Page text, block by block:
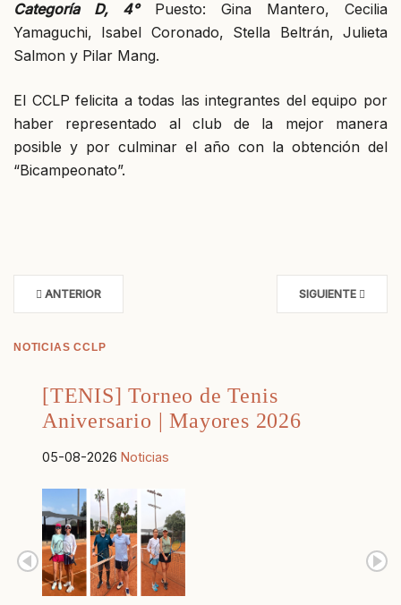
Categoría D, 4°Puesto: Gina Mantero, Cecilia
Yamaguchi, Isabel Coronado, Stella Beltrán, Julieta
Salmon y Pilar Mang.
El CCLP felicita a todas las integrantes del equipo por
haber representado al club de la mejor manera
posible y por culminar el año con la obtención del
“Bicampeonato”.
ANTERIOR SIGUIENTE
NOTICIAS CCLP
[TENIS] Torneo de Tenis
Aniversario | Mayores 2026
05-08-2026 Noticias